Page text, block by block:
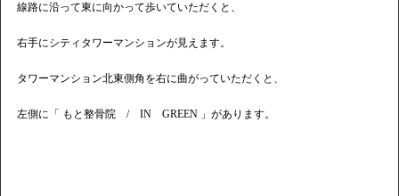
線路に沿って東に向かって歩いていただくと、
右手にシティタワーマンションが見えます。
タワーマンション北東側角を右に曲がっていただくと、
左側に「 もと整骨院 / IN GREEN 」があります。